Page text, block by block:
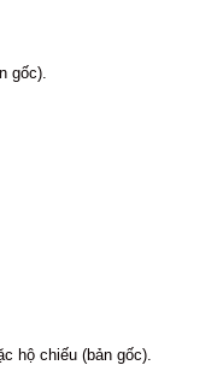
gốc).
hộ chiếu (bản gốc).